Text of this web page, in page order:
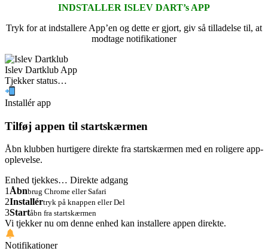
INDSTALLER ISLEV DART’s APP
Tryk for at indstallere App’en og dette er gjort, giv så tilladelse til, at
modtage notifikationer
Islev Dartklub App
Tjekker status…
Installér app
Tilføj appen til startskærmen
Åbn klubben hurtigere direkte fra startskærmen med en roligere app-
oplevelse.
Enhed tjekkes… Direkte adgang
1 Åbnbrug Chrome eller Safari
2Installértryk på knappen eller Del
3Startåbn fra startskærmen
Vi tjekker nu om denne enhed kan installere appen direkte.
Notifikationer